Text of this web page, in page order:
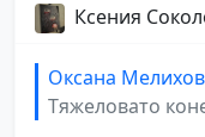
Ксения
Оксана
Тяжеловато